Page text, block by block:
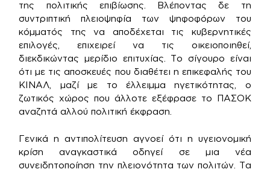
της πολιτικής επιβίωσης. Βλέποντας δε τη
συντριπτική πλειοψηφία των ψηφοφόρων του
κόμματός της να αποδέχεται τις κυβερνητικές
επιλογές, επιχειρεί να τις οικειοποιηθεί,
διεκδικώντας μερίδιο επιτυχίας. Το σίγουρο είναι
ότι με τις αποσκευές που διαθέτει η επικεφαλής του
ΚΙΝΑΛ, μαζί με το έλλειμμα ηγετικότητας, ο
ζωτικός χώρος που άλλοτε εξέφρασε το ΠΑΣΟΚ
αναζητά αλλού πολιτική έκφραση.
Γενικά η αντιπολίτευση αγνοεί ότι η υγειονομική
κρίση αναγκαστικά οδηγεί σε μια νέα
συνειδητοποίηση την πλειονότητα των πολιτών. Τα